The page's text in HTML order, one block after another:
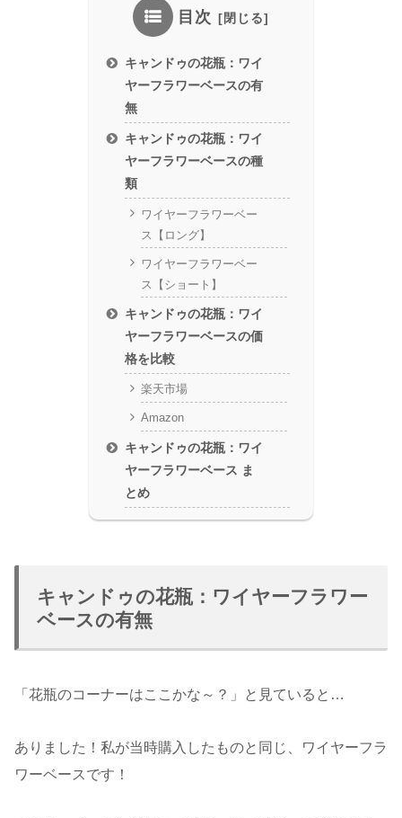
目次
キャンドゥの花瓶：ワイ
ヤーフラワーベースの有
無
キャンドゥの花瓶：ワイ
ヤーフラワーベースの種
類
ワイヤーフラワーベー
ス【ロング】
ワイヤーフラワーベー
ス【ショート】
キャンドゥの花瓶：ワイ
ヤーフラワーベースの価
格を比較
楽天市場
Amazon
キャンドゥの花瓶：ワイ
ヤーフラワーベース ま
とめ
キャンドゥの花瓶：ワイヤーフラワー
ベースの有無
「花瓶のコーナーはここかな～？」と見ていると…
ありました！私が当時購入したものと同じ、ワイヤーフラ
ワーベースです！